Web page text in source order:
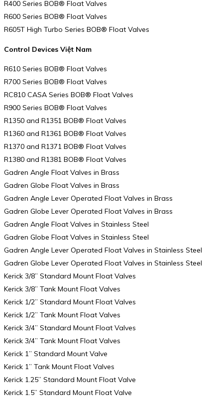
R400 Series BOB® Float Valves
R600 Series BOB® Float Valves
R605T High Turbo Series BOB® Float Valves
Control Devices Việt Nam
R610 Series BOB® Float Valves
R700 Series BOB® Float Valves
RC810 CASA Series BOB® Float Valves
R900 Series BOB® Float Valves
R1350 and R1351 BOB® Float Valves
R1360 and R1361 BOB® Float Valves
R1370 and R1371 BOB® Float Valves
R1380 and R1381 BOB® Float Valves
Gadren Angle Float Valves in Brass
Gadren Globe Float Valves in Brass
Gadren Angle Lever Operated Float Valves in Brass
Gadren Globe Lever Operated Float Valves in Brass
Gadren Angle Float Valves in Stainless Steel
Gadren Globe Float Valves in Stainless Steel
Gadren Angle Lever Operated Float Valves in Stainless Steel
Gadren Globe Lever Operated Float Valves in Stainless Steel
Kerick 3/8” Standard Mount Float Valves
Kerick 3/8” Tank Mount Float Valves
Kerick 1/2” Standard Mount Float Valves
Kerick 1/2” Tank Mount Float Valves
Kerick 3/4” Standard Mount Float Valves
Kerick 3/4” Tank Mount Float Valves
Kerick 1” Standard Mount Valve
Kerick 1” Tank Mount Float Valves
Kerick 1.25” Standard Mount Float Valve
Kerick 1.5” Standard Mount Float Valve